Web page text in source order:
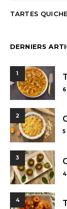
TARTES
DERNIERS
1
2
5
3
4